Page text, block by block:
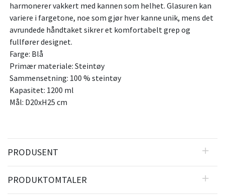
harmonerer vakkert med kannen som helhet. Glasuren kan
variere i fargetone, noe som gjør hver kanne unik, mens det
avrundede håndtaket sikrer et komfortabelt grep og
fullfører designet.
Farge: Blå
Primær materiale: Steintøy
Sammensetning: 100 % steintøy
Kapasitet: 1200 ml
Mål: D20xH25 cm
PRODUSENT
PRODUKTOMTALER